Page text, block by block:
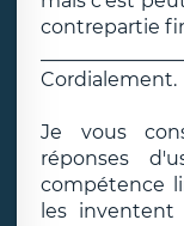
contrepartie
Cordialement.
Je vous
réponses
compétence
les inventent